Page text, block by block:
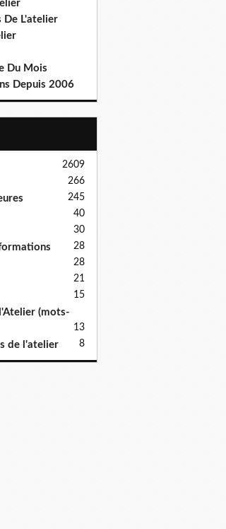
De L'atelier
Du Mois
Depuis 2006
2609
266
245
40
30
28
28
21
15
(mots-
13
de l'atelier 8